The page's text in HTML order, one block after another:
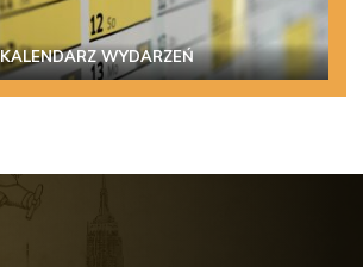
KALENDARZ WYDARZEŃ